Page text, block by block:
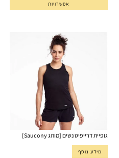
אפשרויות
גופיית דרייפיט נשים [מותג Saucony]
מידע נוסף